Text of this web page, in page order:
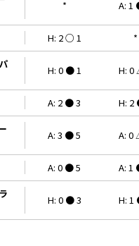
* A: 1
H: 2 ○ 1 *
H: 0 ● 1 H: 0
A: 2 ● 3 H: 2
A: 3 ● 5 A: 0
A: 0 ● 5 A: 1
H: 0 ● 3 H: 1